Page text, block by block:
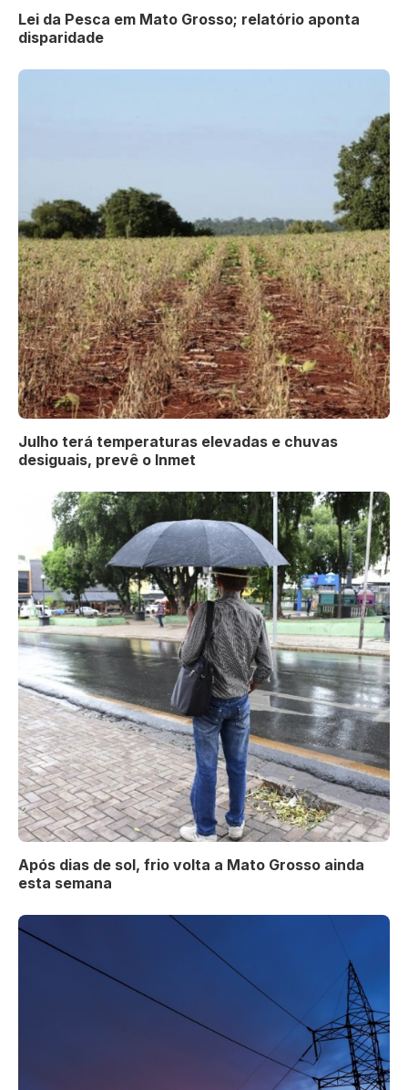
Lei da Pesca em Mato Grosso; relatório aponta
disparidade
Julho terá temperaturas elevadas e chuvas
desiguais, prevê o Inmet
Após dias de sol, frio volta a Mato Grosso ainda
esta semana